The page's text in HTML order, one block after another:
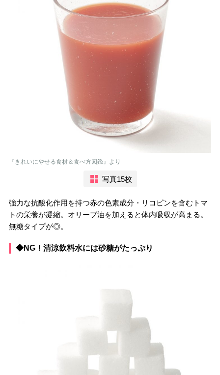
『きれいにやせる食材＆食べ方図鑑』より
写真15枚
強力な抗酸化作用を持つ赤の色素成分・リコピンを含むトマ
トの栄養が凝縮。オリーブ油を加えると体内吸収が高まる。
無糖タイプが◎。
◆NG！清涼飲料水には砂糖がたっぷり